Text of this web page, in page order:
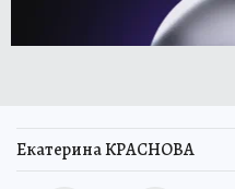
Екатерина КРАСНОВА